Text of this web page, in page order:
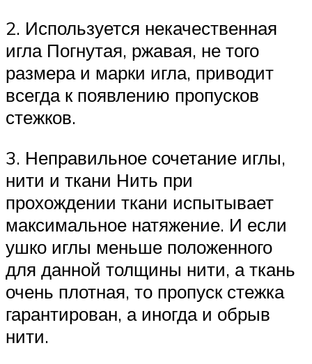
2. Используется некачественная
игла Погнутая, ржавая, не того
размера и марки игла, приводит
всегда к появлению пропусков
стежков.
3. Неправильное сочетание иглы,
нити и ткани Нить при
прохождении ткани испытывает
максимальное натяжение. И если
ушко иглы меньше положенного
для данной толщины нити, а ткань
очень плотная, то пропуск стежка
гарантирован, а иногда и обрыв
нити.